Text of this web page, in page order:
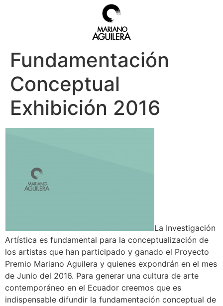
Fundamentación
Conceptual
Exhibición 2016
La Investigación
Artística es fundamental para la conceptualización de
los artistas que han participado y ganado el Proyecto
Premio Mariano Aguilera y quienes expondrán en el mes
de Junio del 2016. Para generar una cultura de arte
contemporáneo en el Ecuador creemos que es
indispensable difundir la fundamentación conceptual de